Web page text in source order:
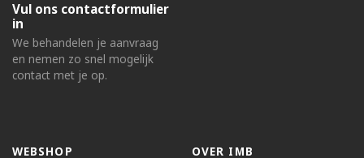
Vul ons contactformulier
in
We behandelen je aanvraag
en nemen zo snel mogelijk
contact met je op.
WEBSHOP
OVER IMB